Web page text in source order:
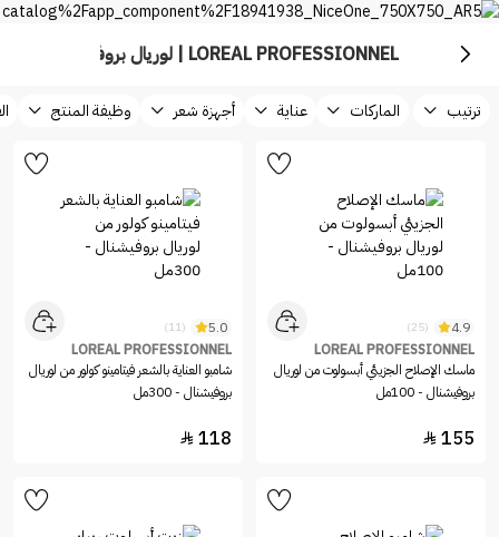
LOREAL PROFESSIONNEL | لوريال بروفيشنال
ترتيب الماركات عناية أجهزة شعر وظيفة المنتج
4.9
(25)
LOREAL PROFESSIONNEL
ماسك الإصلاح الجزيئي أبسولوت من لوريال
بروفيشنال - 100مل
155

5.0
(11)
LOREAL PROFESSIONNEL
شامبو العناية بالشعر فيتامينو كولور من لوريال
بروفيشنال - 300مل
118
